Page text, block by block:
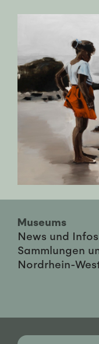
Museums
News und
Sammlungen
Nordrhein-